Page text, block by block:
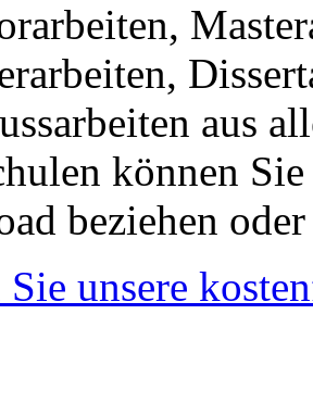
aus
können
beziehen
Sie unsere